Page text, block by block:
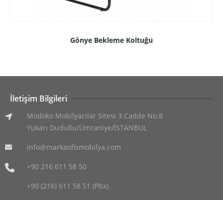
Gönye Bekleme Koltuğu
İletişim Bilgileri
Modoko Mobilyacılar Sitesi 3.Cadde No:8
Yukarı Dudullu/Ümraniye/İSTANBUL
info@markaofismobilya.com
+90 216 611 58 50
+90 (216) 611 58 51 (Pbx)